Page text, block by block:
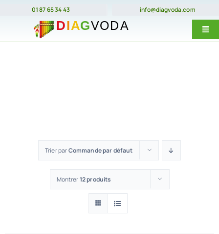
contenu
01 87 65 34 43 info@diagvoda.com
Trier parCommande par défaut
Montrer12 produits